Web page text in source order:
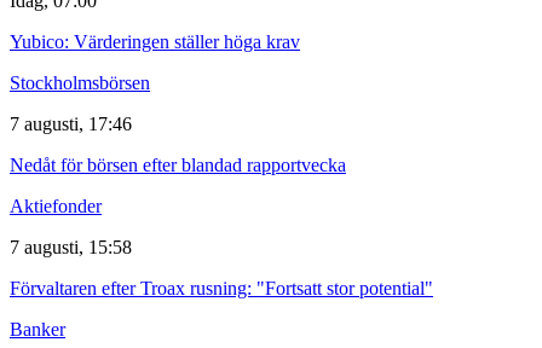
Yubico: Värderingen ställer höga krav
Stockholmsbörsen
7 augusti, 17:46
Nedåt för börsen efter blandad rapportvecka
Aktiefonder
7 augusti, 15:58
Förvaltaren efter Troax rusning: "Fortsatt stor potential"
Banker